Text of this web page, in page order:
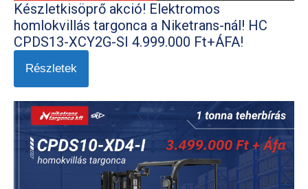
Készletkisöprő akció! Elektromos
homlokvillás targonca a Niketrans-nál! HC
CPDS13-XCY2G-SI 4.999.000 Ft+ÁFA!
Részletek